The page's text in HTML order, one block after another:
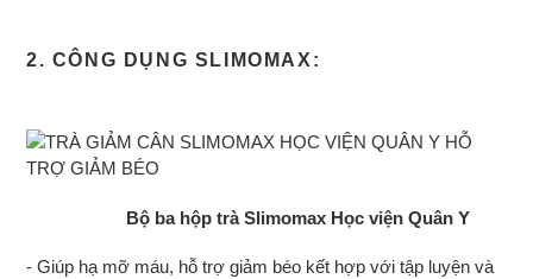
2. CÔNG DỤNG SLIMOMAX:
Bộ ba hộp trà Slimomax Học viện Quân Y
- Giúp hạ mỡ máu, hỗ trợ giảm béo kết hợp với tập luyện và